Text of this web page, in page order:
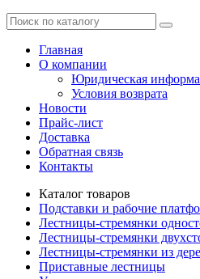
Главная
О компании
Юридическая
Условия возврата
Новости
Прайс-лист
Доставка
Обратная связь
Контакты
Каталог товаров
Подставки и рабочие
Лестницы-стремянки
Лестницы-стремянки
Лестницы-стремянки из
Приставные лестницы